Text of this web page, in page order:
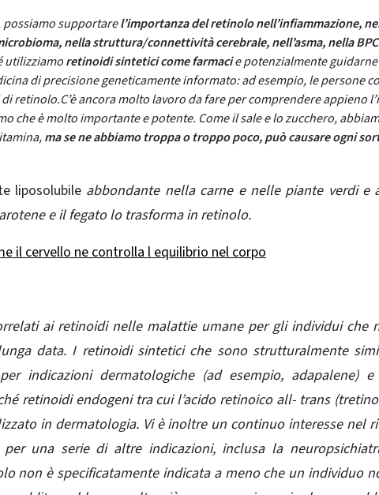
supportarel’importanza del retinolo nell’infiammazione,
nella struttura/connettività cerebrale, nell’asma, nella
utilizziamoretinoidi sintetici come farmacie potenzialmente guidarne
di precisione geneticamente informato: ad esempio, le persone
retinolo.C’è ancora molto lavoro da fare per comprendere appieno
che è molto importante e potente. Come il sale e lo zucchero,
ma se ne abbiamo troppa o troppo poco, può causare ogni
liposolubile abbondante nella carne e nelle piante verdi e
e il fegato lo trasforma in retinolo.
il cervello ne controlla l equilibrio nel corpo
ai retinoidi nelle malattie umane per gli individui che
data. I retinoidi sintetici che sono strutturalmente
indicazioni dermatologiche (ad esempio, adapalene)
retinoidi endogeni tra cui l’acido retinoico all- trans
in dermatologia. Vi è inoltre un continuo interesse nel
una serie di altre indicazioni, inclusa la
non è specificatamente indicata a meno che un individuo